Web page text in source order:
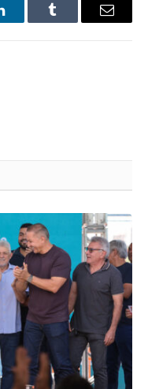
Tumblr Email